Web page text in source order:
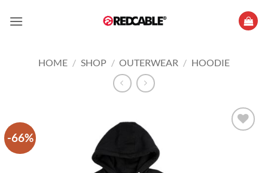
HOME / SHOP / OUTERWEAR / HOODIE
-66%